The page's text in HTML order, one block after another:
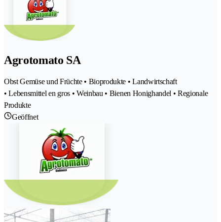
Agrotomato SA
Obst Gemüse und Früchte • Bioprodukte • Landwirtschaft
• Lebensmittel en gros • Weinbau • Bienen Honighandel • Regionale
Produkte
Geöffnet